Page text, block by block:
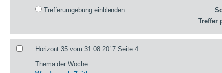
Trefferumgebung einblenden
Treffer
Horizont 35 vom 31.08.2017 Seite 4
Thema der Woche